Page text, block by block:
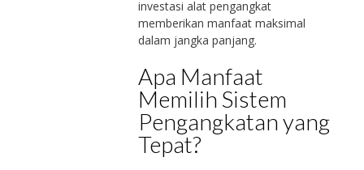
investasi alat pengangkat
memberikan manfaat maksimal
dalam jangka panjang.
Apa Manfaat
Memilih Sistem
Pengangkatan yang
Tepat?